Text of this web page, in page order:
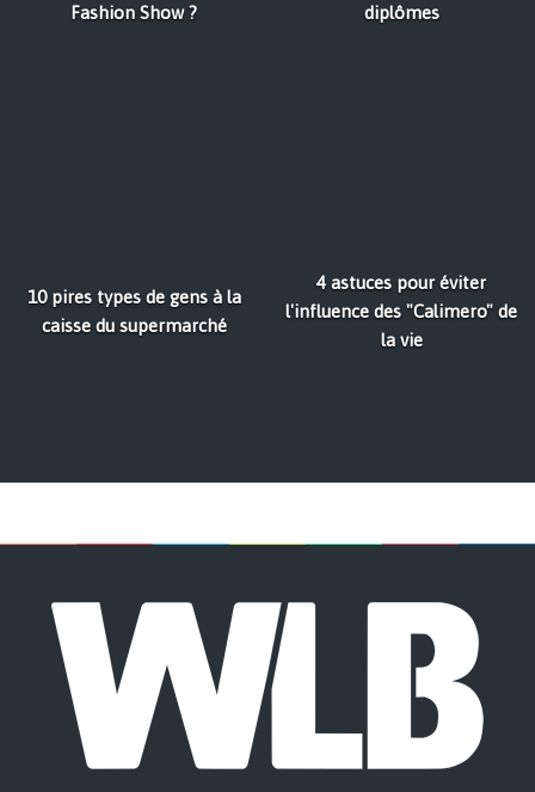
Fashion Show ?
diplômes
10 pires types de gens à la
caisse du supermarché
4 astuces pour éviter
l'influence des "Calimero" de
la vie